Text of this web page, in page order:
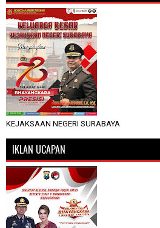
KEJAKSAAN NEGERI SURABAYA
IKLAN UCAPAN